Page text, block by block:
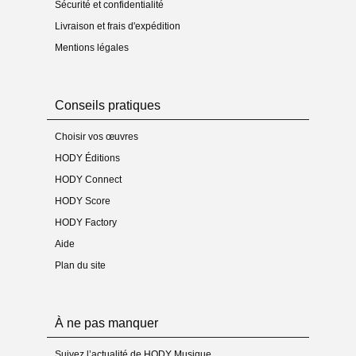
- Pré-écoute (extrait) : oui
Format(s)
- Pdf en télécharg. : 21 pages (couv. 1, cdr 18, autres
- Poids du produit « matériel » : 0,136 kg
- Audio : non
Commande
- Type(s) : conducteur seul
- Mode de livraison : téléchargement et courrier
Médias
- Enregistrement sur CD : non
Sécurité et confidentialité
Livraison et frais d'expédition
Mentions légales
Conseils pratiques
Choisir vos œuvres
HODY Éditions
HODY Connect
HODY Score
HODY Factory
Aide
Plan du site
À ne pas manquer